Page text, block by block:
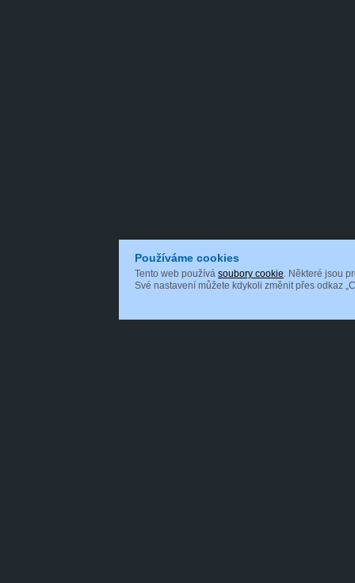
Používáme cookies
Tento web používá soubory cookie . Některé jsou
Své nastavení můžete kdykoli změnit přes odkaz